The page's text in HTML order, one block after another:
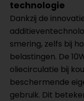
technologie
Dankzij de
smering, zelfs bij
belastingen. De
oliecirculatie bij
beschermende
gebruik. Dit